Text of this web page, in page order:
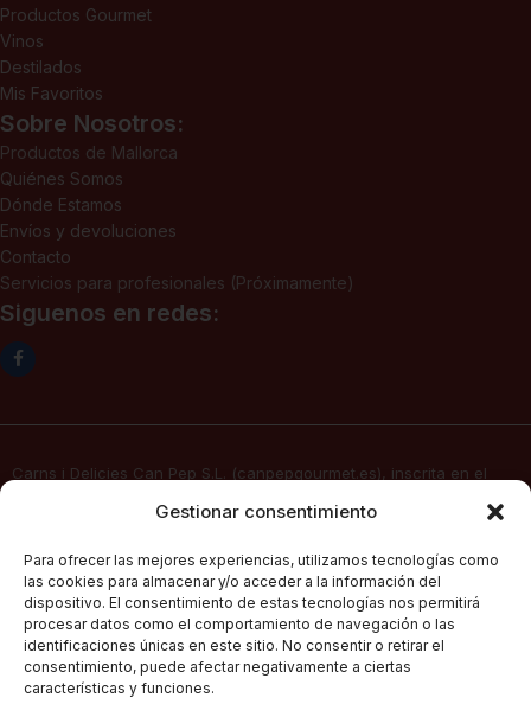
Gestionar consentimiento
Para ofrecer las mejores experiencias, utilizamos tecnologías como
las cookies para almacenar y/o acceder a la información del
dispositivo. El consentimiento de estas tecnologías nos permitirá
procesar datos como el comportamiento de navegación o las
identificaciones únicas en este sitio. No consentir o retirar el
consentimiento, puede afectar negativamente a ciertas
características y funciones.
Productos Gourmet
Vinos
Destilados
Mis Favoritos
Sobre Nosotros:
Productos de Mallorca
Quiénes Somos
Dónde Estamos
Envíos y devoluciones
Contacto
Servicios para profesionales (Próximamente)
Siguenos en redes:
Carns i Delicies Can Pep S.L. (canpepgourmet.es), inscrita en el
1ª, fecha 02/06/2025, con domicilio social en c/ Major Nº 115,
sus servicios de venta electrónica por Internet a través de su
página web canpepgourmet.es
Can Pep Gourmet2026.
Todos los derechos